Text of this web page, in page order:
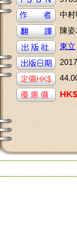
中村
陳
東立